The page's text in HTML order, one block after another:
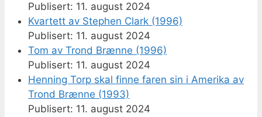
11. august 2024
Kvartett av Stephen Clark (1996)
11. august 2024
Tom av Trond Brænne (1996)
11. august 2024
Henning Torp skal finne faren sin i Amerika av
Trond Brænne (1993)
11. august 2024